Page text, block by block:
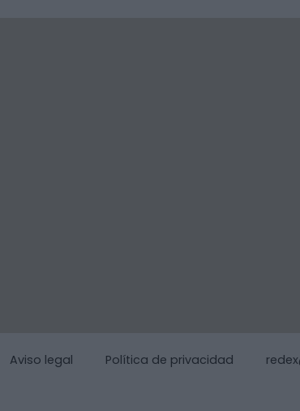
Aviso legal Política de privacidad